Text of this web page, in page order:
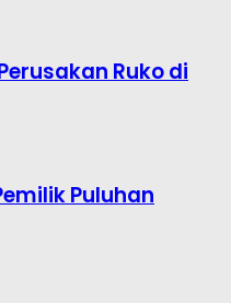
Ruko di
Puluhan